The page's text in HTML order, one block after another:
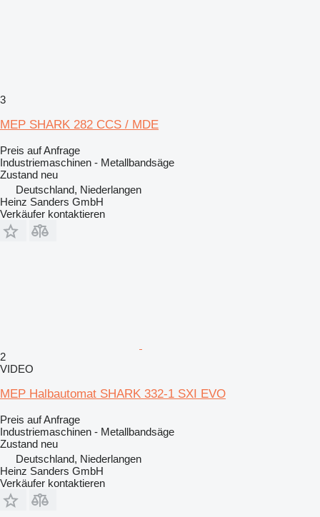
3
MEP SHARK 282 CCS / MDE
Preis auf Anfrage
Industriemaschinen - Metallbandsäge
Zustand neu
Deutschland, Niederlangen
Heinz Sanders GmbH
Verkäufer kontaktieren
2
VIDEO
MEP Halbautomat SHARK 332-1 SXI EVO
Preis auf Anfrage
Industriemaschinen - Metallbandsäge
Zustand neu
Deutschland, Niederlangen
Heinz Sanders GmbH
Verkäufer kontaktieren